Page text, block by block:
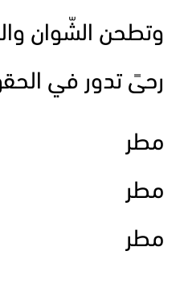
وتطحن الشّوان
رحىً تدور في
مطر
مطر
مطر